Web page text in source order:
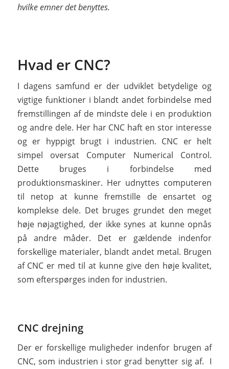
hvilke emner det benyttes.
Hvad er CNC?
I dagens samfund er der udviklet betydelige og
vigtige funktioner i blandt andet forbindelse med
fremstillingen af de mindste dele i en produktion
og andre dele. Her har CNC haft en stor interesse
og er hyppigt brugt i industrien. CNC er helt
simpel oversat Computer Numerical Control.
Dette bruges i forbindelse med
produktionsmaskiner. Her udnyttes computeren
til netop at kunne fremstille de ensartet og
komplekse dele. Det bruges grundet den meget
høje nøjagtighed, der ikke synes at kunne opnås
på andre måder. Det er gældende indenfor
forskellige materialer, blandt andet metal. Brugen
af CNC er med til at kunne give den høje kvalitet,
som efterspørges inden for industrien.
CNC drejning
Der er forskellige muligheder indenfor brugen af
CNC, som industrien i stor grad benytter sig af. I